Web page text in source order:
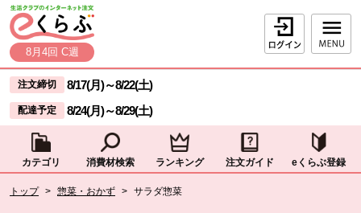
ページの先頭です。
本文へジャンプする。
8月4回 C週
ログイン
ここからサイト内共通メニューです。
サイト内共通メニューをスキップする
注文締切 8/17(月)～8/22(土)
配達予定 8/24(月)～8/29(土)
カテゴリ 消費材検索 ランキング 注文ガイド eくらぶ登録
トップ > 惣菜・おかず > サラダ惣菜